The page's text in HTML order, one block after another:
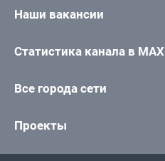
Наши вакансии
Статистика канала в MAX
Все города сети
Проекты